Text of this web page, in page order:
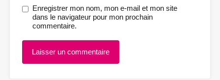
Enregistrer mon nom, mon e-mail et mon site
dans le navigateur pour mon prochain
commentaire.